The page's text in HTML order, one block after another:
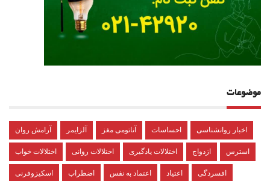
موضوعات
آرامش روان آلزایمر آناتومی مغز احساسات اخبار روانشناسی
اختلالات خواب اختلالات روانی اختلالات یادگیری ازدواج استرس
اسکیزوفرنی اضطراب اعتماد به نفس اعتیاد افسردگی